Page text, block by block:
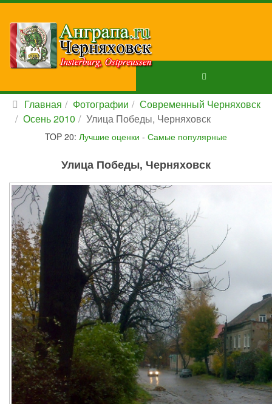
Главная Фотографии
Современный Черняховск
Осень 2010
Улица Победы, Черняховск
TOP 20: Лучшие оценки - Самые популярные
Улица Победы, Черняховск